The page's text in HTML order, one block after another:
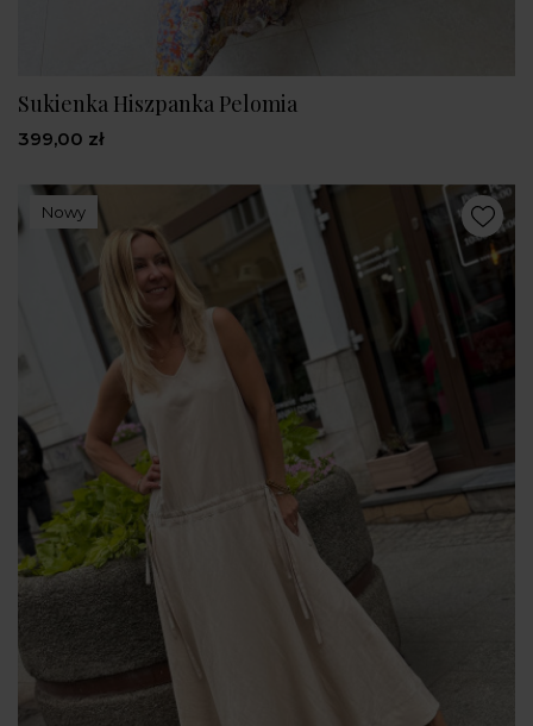
Sukienka Hiszpanka Pelomia
399,00 zł
Nowy